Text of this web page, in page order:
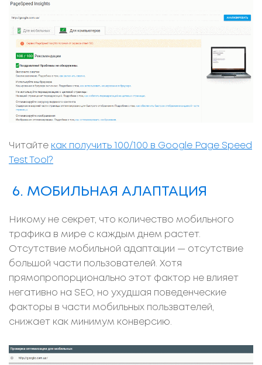
Читайте как получить 100/100 в Google Page Speed
Test Tool?
6. МОБИЛЬНАЯ АЛАПТАЦИЯ
Никому не секрет, что количество мобильного
трафика в мире с каждым днем растет.
Отсутствие мобильной адаптации — отсутствие
большой части пользователей. Хотя
прямопропорционально этот фактор не влияет
негативно на SEO, но ухудшая поведенческие
факторы в части мобильных пользвателей,
снижает как минимум конверсию.